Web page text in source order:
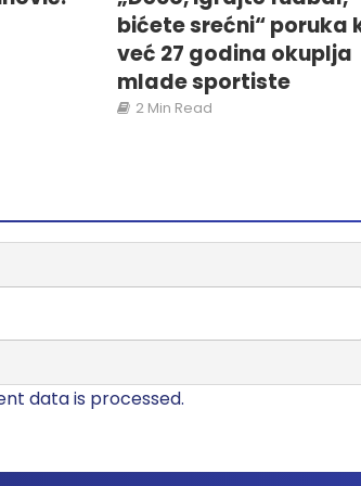
bićete srećni“ poruka
već 27 godina okuplja
mlade sportiste
2 Min Read
data is processed.